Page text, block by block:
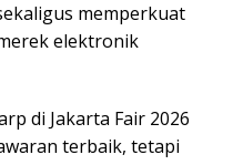
memperkuat
elektronik
di Jakarta Fair 2026
terbaik, tetapi